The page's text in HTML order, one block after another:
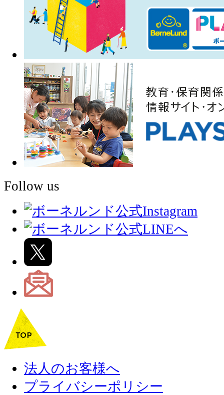
Follow us
法人のお客様へ
プライバシーポリシー